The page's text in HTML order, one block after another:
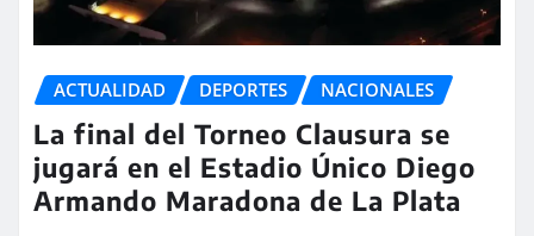
ACTUALIDAD DEPORTES NACIONALES
La final del Torneo Clausura se
jugará en el Estadio Único Diego
Armando Maradona de La Plata